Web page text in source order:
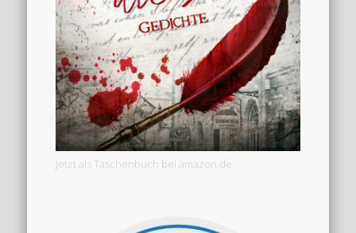
Jetzt als Taschenbuch bei amazon.de